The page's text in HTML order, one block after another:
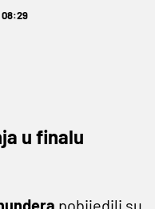
08:29
u finalu
pobijedili su